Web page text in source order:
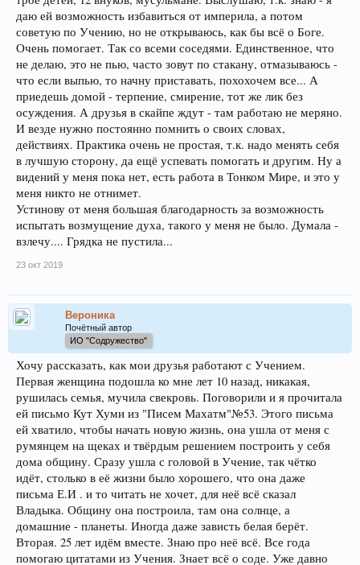
даю ей возможность избавиться от империла, а потом
советую по Учению, но не открываюсь, как бы всё о Боге.
Очень помогает. Так со всеми соседями. Единственное, что
не делаю, это не пью, часто зовут по стакану, отмазываюсь -
что если выпью, то начну приставать, похохочем все... А
приедешь домой - терпение, смирение, тот же лик без
осуждения. А друзья в скайпе ждут - там работаю не меряно.
И везде нужно постоянно помнить о своих словах,
действиях. Практика очень не простая, т.к. надо менять себя
в лучшую сторону, да ещё успевать помогать и другим. Ну а
видений у меня пока нет, есть работа в Тонком Мире, и это у
меня никто не отнимет.
Устинову от меня большая благодарность за возможность
испытать возмущение духа, такого у меня не было. Думала -
взлечу.... Грядка не пустила...
23 окт 2019
Вероника
Почётный автор
ИО "Содружество"
Хочу рассказать, как мои друзья работают с Учением.
Первая женщина подошла ко мне лет 10 назад, никакая,
рушилась семья, мучила свекровь. Поговорили и я прочитала
ей письмо Кут Хуми из "Писем Махатм"№53. Этого письма
ей хватило, чтобы начать новую жизнь, она ушла от меня с
румянцем на щеках и твёрдым решением построить у себя
дома общину. Сразу ушла с головой в Учение, так чётко
идёт, столько в её жизни было хорошего, что она даже
письма Е.И . и то читать не хочет, для неё всё сказал
Владыка. Общину она построила, там она солнце, а
домашние - планеты. Иногда даже зависть белая берёт.
Вторая. 25 лет идём вместе. Знаю про неё всё. Все года
помогаю цитатами из Учения. Знает всё о соде. Уже давно